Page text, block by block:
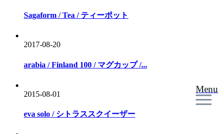
Menu
Sagaform / Tea / ティーポット
2017-08-20
arabia / Finland 100 / マグカップ /...
2015-08-01
eva solo / シトラススクイーザー